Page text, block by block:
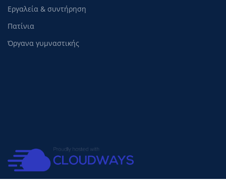
Εργαλεία & συντήρηση
Πατίνια
Όργανα γυμναστικής